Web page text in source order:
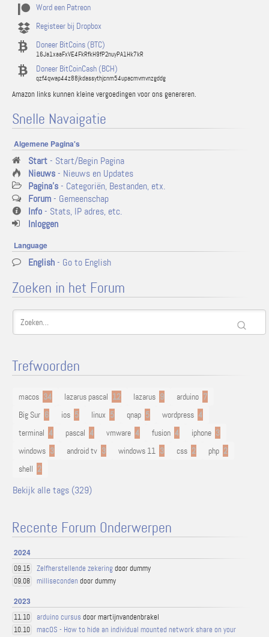
Word een Patreon
Registeer bij Dropbox
Doneer BitCoins (BTC)
16Ja1xaaFxVE4FkRfkH9fP2nuyPA1Hk7kR
Doneer BitCoinCash (BCH)
qzf4qwap44z88jkdassythjcnm54upacmvmvnzgddg
Amazon links kunnen kleine vergoedingen voor ons genereren.
Snelle Navaigatie
Algemene Pagina's
Start- Start/Begin Pagina
Nieuws- Nieuws en Updates
Pagina's- Categoriën, Bestanden, etx.
Forum- Gemeenschap
Info- Stats, IP adres, etc.
Inloggen
Language
English- Go to English
Zoeken in het Forum
Trefwoorden
macos 34 lazarus pascal 12 lazarus 9 arduino 7
Big Sur 6 ios 5 linux 5 qnap 5 wordpress 4
terminal 4 pascal 4 vmware 4 fusion 4 iphone 3
windows 3 android tv 3 windows 11 3 css 2 php 2
shell 2
Bekijk alle tags (329)
Recente Forum Onderwerpen
2024
09.15 Zelfherstellende zekeringdoor dummy
09.08 milliseconden door dummy
2023
11.10 arduino cursus door martijnvandenbrakel
10.10
macOS - How to hide an individual mounted network share on your